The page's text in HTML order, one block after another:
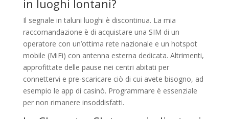
in luoghi lontani?
Il segnale in taluni luoghi è discontinua. La mia
raccomandazione è di acquistare una SIM di un
operatore con un’ottima rete nazionale e un hotspot
mobile (MiFi) con antenna esterna dedicata. Altrimenti,
approfittate delle pause nei centri abitati per
connettervi e pre-scaricare ciò di cui avete bisogno, ad
esempio le app di casinò. Programmare è essenziale
per non rimanere insoddisfatti.